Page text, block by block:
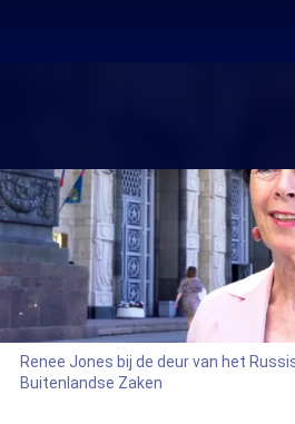
Renee Jones bij de deur van het
Buitenlandse Zaken